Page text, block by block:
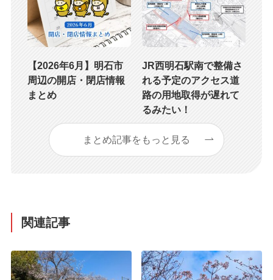
【2026年6月】明石市
周辺の開店・閉店情報
まとめ
JR西明石駅南で整備さ
れる予定のアクセス道
路の用地取得が遅れて
るみたい！
まとめ記事をもっと見る
関連記事